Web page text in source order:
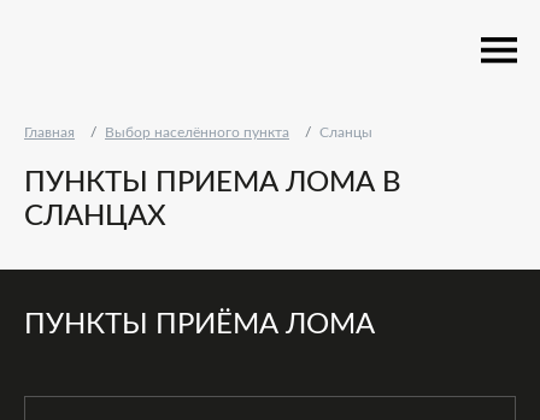
Главная Выбор населённого пункта Сланцы
ПУНКТЫ ПРИЕМА ЛОМА В
СЛАНЦАХ
ПУНКТЫ ПРИЁМА ЛОМА